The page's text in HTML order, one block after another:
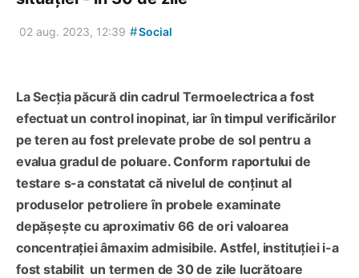
02 aug. 2023, 12:39 #Social
La Secția păcură din cadrul Termoelectrica a fost
efectuat un control inopinat, iar în timpul verificărilor
pe teren au fost prelevate probe de sol pentru a
evalua gradul de poluare. Conform raportului de
testare s-a constatat că nivelul de conținut al
produselor petroliere în probele examinate
depășește cu aproximativ 66 de ori valoarea
concentrației âmaxim admisibile. Astfel, instituției i-a
fost stabilit un termen de 30 de zile lucrătoare